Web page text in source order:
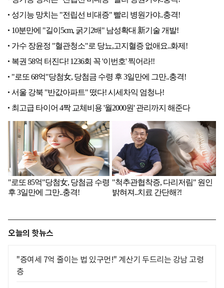
오늘의 핫뉴스
"증여세 7억 줄이는 법 있구먼!" 계산기 두드리는 강남 고령
층